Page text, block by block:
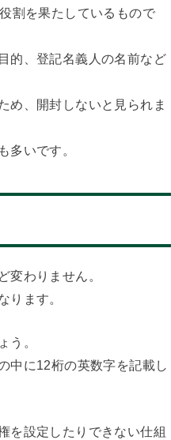
割を果たしているもので
的、登記名義人の名前など
め、開封しないと見られま
多いです。
変わりません。
ります。
う。
中に12桁の英数字を記載し
を設定したりできない仕組